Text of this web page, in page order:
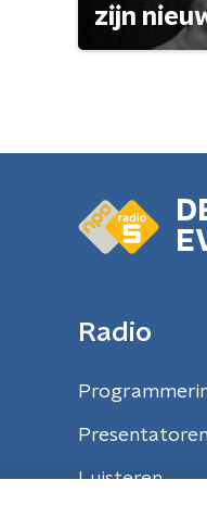
zijn
Radio
Presentatoren
Luisteren